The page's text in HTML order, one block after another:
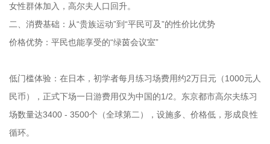
女性群体加入，高尔夫人口回升。
二、消费基础：从“贵族运动”到“平民可及”的性价比优势
价格优势：平民也能享受的“绿茵会议室”
低门槛体验：在日本，初学者每月练习场费用约2万日元（1000元人
民币），正式下场一日游费用仅为中国的1/2。东京都市高尔夫练习
场数量达3400 - 3500个（全球第二），设施多、价格低，形成良性
循环。